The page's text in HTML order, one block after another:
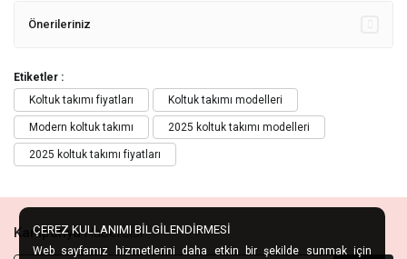
Önerileriniz
Etiketler :
Koltuk takımı fiyatları
Koltuk takımı modelleri
Modern koltuk takımı 2025 koltuk takımı modelleri
2025 koltuk takımı fiyatları
KampanyaHabercisi
ÇEREZ KULLANIMI BİLGİLENDİRMESİ
Web sayfamız hizmetlerini daha etkin bir şekilde sunmak için